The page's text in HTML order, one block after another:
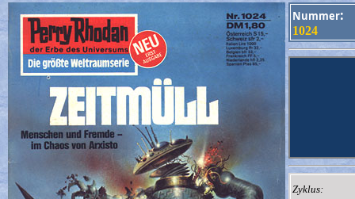
Nummer:
1024
Zyklus: